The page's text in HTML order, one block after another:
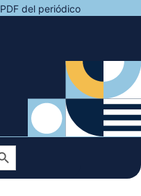
del periódico
de búsqueda